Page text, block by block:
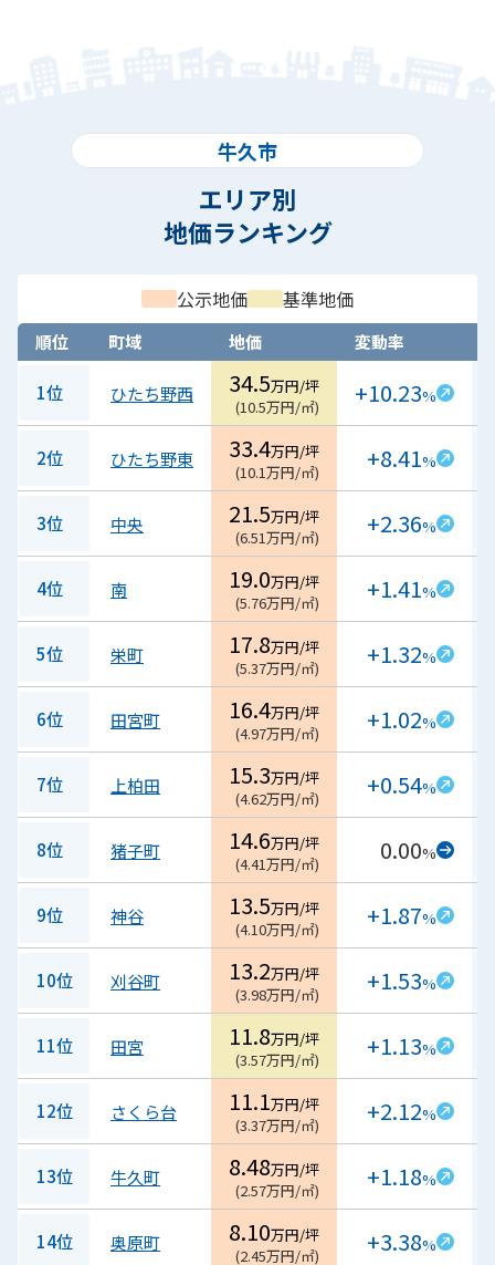
牛久市
エリア別
地価ランキング
公示地価 基準地価
順位 町域 地価 変動率
1位 ひたち野西 34.5万円/坪
(10.5万円/㎡) +10.23%
2位 ひたち野東 33.4万円/坪
(10.1万円/㎡) +8.41%
3位 中央 21.5万円/坪
(6.51万円/㎡) +2.36%
4位 南 19.0万円/坪
(5.76万円/㎡) +1.41%
5位 栄町 17.8万円/坪
(5.37万円/㎡) +1.32%
6位 田宮町 16.4万円/坪
(4.97万円/㎡) +1.02%
7位 上柏田 15.3万円/坪
(4.62万円/㎡) +0.54%
8位 猪子町 14.6万円/坪
(4.41万円/㎡) 0.00%
9位 神谷 13.5万円/坪
(4.10万円/㎡) +1.87%
10位 刈谷町 13.2万円/坪
(3.98万円/㎡) +1.53%
11位 田宮 11.8万円/坪
(3.57万円/㎡) +1.13%
12位 さくら台 11.1万円/坪
(3.37万円/㎡) +2.12%
13位 牛久町 8.48万円/坪
(2.57万円/㎡) +1.18%
14位 奥原町 8.10万円/坪
(2.45万円/㎡) +3.38%